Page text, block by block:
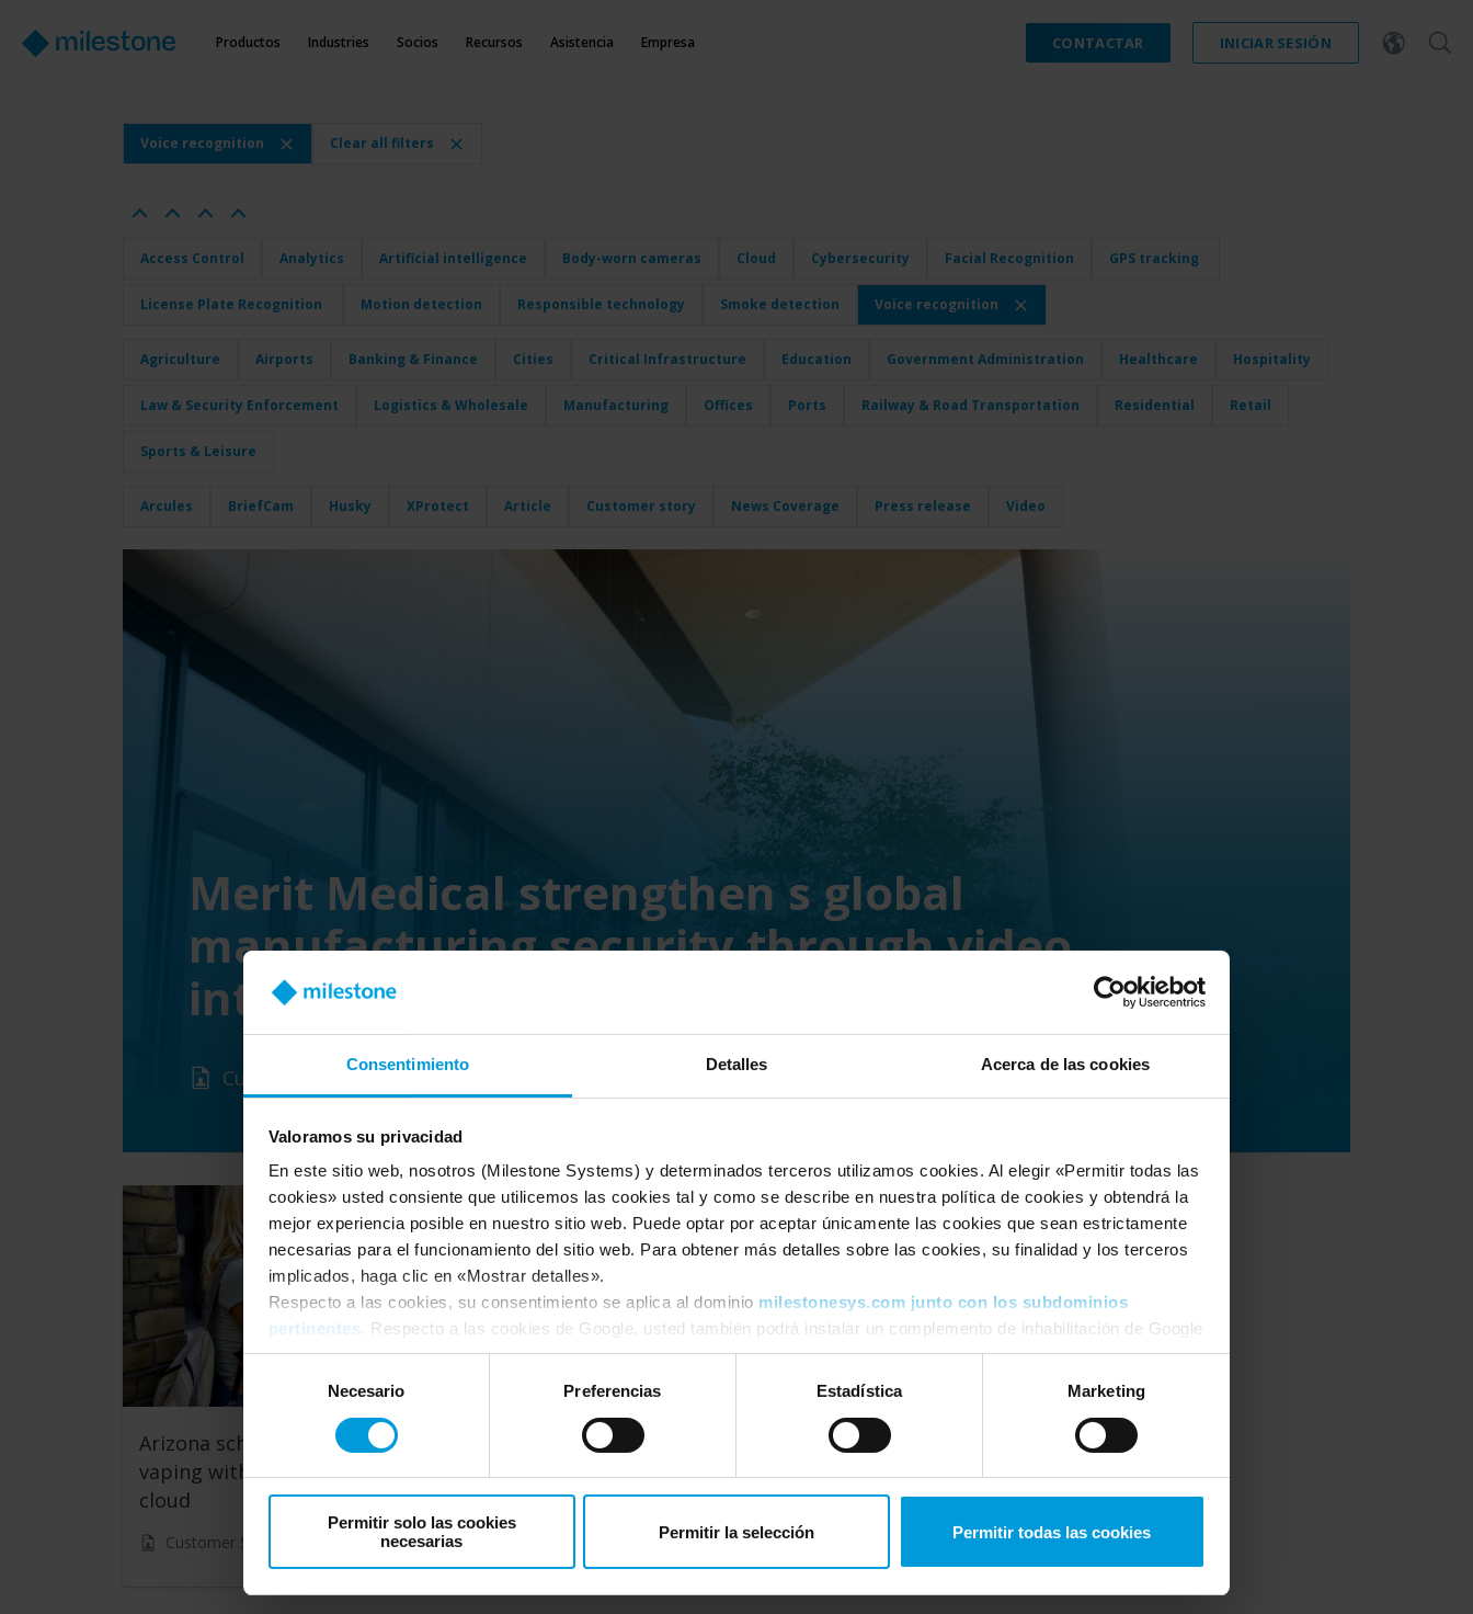
Consentimiento Detalles Acerca de las cookies
Valoramos su privacidad
En este sitio web, nosotros (Milestone Systems) y determinados terceros utilizamos cookies. Al elegir «Permitir todas las
cookies» usted consiente que utilicemos las cookies tal y como se describe en nuestra política de cookies y obtendrá la
mejor experiencia posible en nuestro sitio web. Puede optar por aceptar únicamente las cookies que sean estrictamente
necesarias para el funcionamiento del sitio web. Para obtener más detalles sobre las cookies, su finalidad y los terceros
implicados, haga clic en «Mostrar detalles».
Respecto a las cookies, su consentimiento se aplica al dominio milestonesys.com junto con los subdominios
pertinentes . Respecto a las cookies de Google, usted también podrá instalar un complemento de inhabilitación de Google
Analytics para navegadores aquí:https://tools.google.com/dlpage/gaoptout?hl=es. Usted podrámodificar su
consentimientoen cualquier momento.
consentimiento
Necesario Preferencias Estadística Marketing
Permitir solo las cookies
necesarias
Permitir la selección Permitir todas las cookies
Productos Industries Socios Recursos Asistencia Empresa CONTACTAR INICIAR SESIÓN
Voice recognition Clear all filters
Access Control Analytics Artificial intelligence Body-worn cameras Cloud Cybersecurity Facial Recognition GPS tracking
License Plate Recognition Motion detection Responsible technology Smoke detection Voice recognition
Agriculture Airports Banking & Finance Cities Critical Infrastructure Education Government Administration Healthcare Hospitality
Law & Security Enforcement Logistics & Wholesale Manufacturing Offices Ports Railway & Road Transportation Residential Retail
Sports & Leisure
Arcules BriefCam Husky XProtect Article Customer story News Coverage Press release Video
Merit Medical strengthen s global
manufacturing security through video
integrated with access control
Customer Story
Arizona schools combat student
vaping with Arcules VSaaS in the
cloud
Customer Story
4 vital components of a hospital
security plan